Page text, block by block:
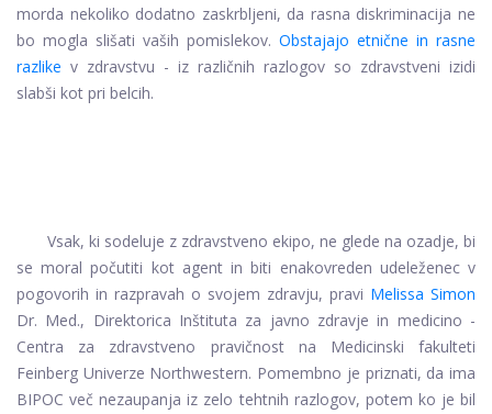
morda nekoliko dodatno zaskrbljeni, da rasna diskriminacija ne
bo mogla slišati vaših pomislekov. Obstajajo etnične in rasne
razlike v zdravstvu - iz različnih razlogov so zdravstveni izidi
slabši kot pri belcih.
Vsak, ki sodeluje z zdravstveno ekipo, ne glede na ozadje, bi
se moral počutiti kot agent in biti enakovreden udeleženec v
pogovorih in razpravah o svojem zdravju, pravi Melissa Simon
Dr. Med., Direktorica Inštituta za javno zdravje in medicino -
Centra za zdravstveno pravičnost na Medicinski fakulteti
Feinberg Univerze Northwestern. Pomembno je priznati, da ima
BIPOC več nezaupanja iz zelo tehtnih razlogov, potem ko je bil